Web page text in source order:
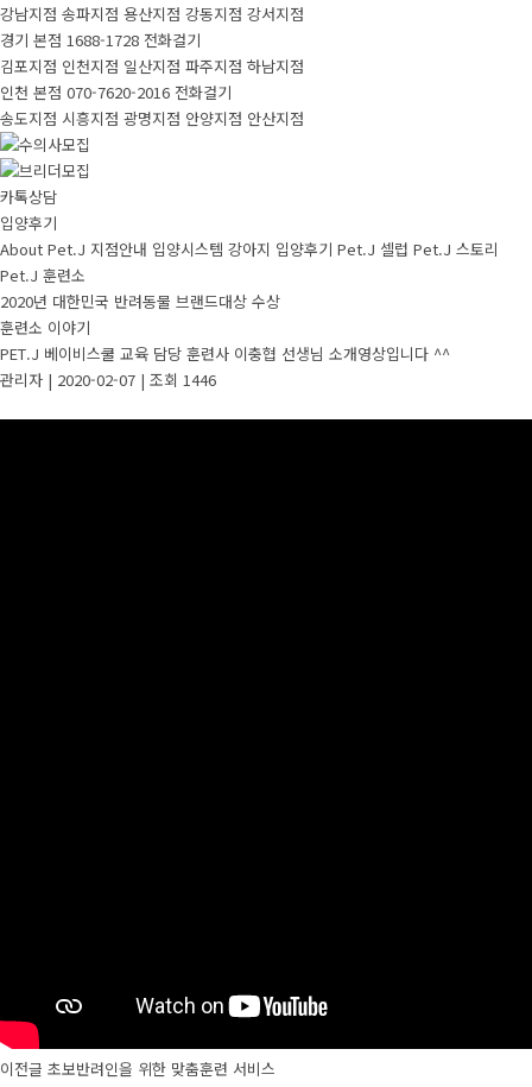
강남지점 송파지점 용산지점 강동지점 강서지점
경기 본점 1688-1728 전화걸기
김포지점 인천지점 일산지점 파주지점 하남지점
인천 본점 070-7620-2016 전화걸기
송도지점 시흥지점 광명지점 안양지점 안산지점
카톡상담
입양후기
About Pet.J 지점안내 입양시스템 강아지 입양후기 Pet.J 셀럽 Pet.J 스토리
Pet.J 훈련소
2020년 대한민국 반려동물 브랜드대상 수상
훈련소 이야기
PET.J 베이비스쿨 교육 담당 훈련사 이충협 선생님 소개영상입니다 ^^
관리자 | 2020-02-07 | 조회 1446
이전글 초보반려인을 위한 맞춤훈련 서비스